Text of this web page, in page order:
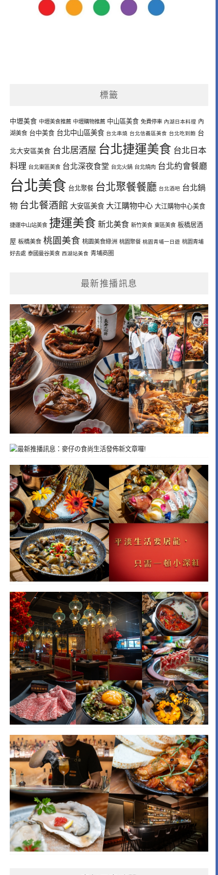
標籤
中壢美食 中壢美食推薦 中壢購物推薦 中山區美食 免費停車 內湖日本料理 內
湖美食 台中美食 台北中山區美食 台北串燒 台北信義區美食 台北吃到飽 台
北大安區美食 台北居酒屋 台北捷運美食 台北日本
料理 台北東區美食 台北深夜食堂 台北火鍋 台北燒肉 台北約會餐廳
台北美食 台北聚餐 台北聚餐餐廳 台北酒吧 台北鍋
物 台北餐酒館 大安區美食 大江購物中心 大江購物中心美食
捷運中山站美食 捷運美食 新北美食 新竹美食 東區美食 板橋居酒
屋 板橋美食 桃園美食 桃園美食綠洲 桃園聚餐 桃園青埔一日遊 桃園青埔
好去處 泰國曼谷美食 西湖站美食 青埔商圈
最新推播訊息